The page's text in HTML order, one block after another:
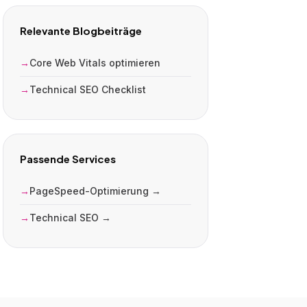
Relevante Blogbeiträge
Core Web Vitals optimieren
Technical SEO Checklist
Passende Services
PageSpeed-Optimierung →
Technical SEO →